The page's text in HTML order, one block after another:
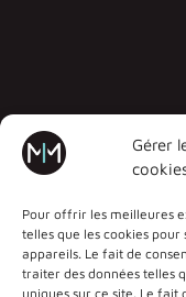
Gérer
Pour offrir les meilleures
telles que les cookies
appareils. Le fait de
traiter des données telles
uniques sur ce site. Le fait